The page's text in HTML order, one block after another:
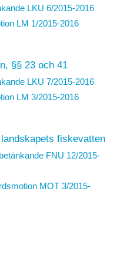
LKU 6/2015-2016
LM 1/2015-2016
§§ 23 och 41
LKU 7/2015-2016
LM 3/2015-2016
fiskevatten
FNU 12/2015-
MOT 3/2015-